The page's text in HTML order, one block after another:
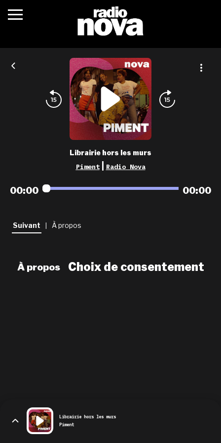
c’était quoi ?
actualités
podcasts
fréquences
nova aime
playlists
newsletter
Librairie hors les murs
Piment Radio Nova
00:00 00:00
Suivant À propos
À propos Choix de consentement
Librairie hors les murs
Piment